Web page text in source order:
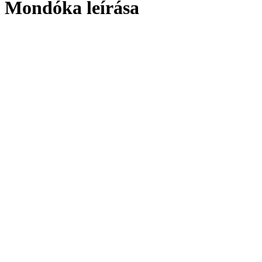
Mondóka leírása